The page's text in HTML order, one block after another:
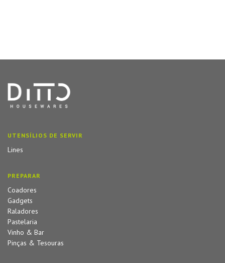
UTENSÍLIOS DE SERVIR
Lines
PREPARAR
Coadores
Gadgets
Raladores
Pastelaria
Vinho & Bar
Pinças & Tesouras